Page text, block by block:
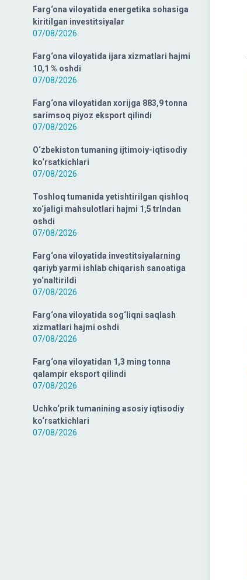
Farg‘ona viloyatida energetika sohasiga
kiritilgan investitsiyalar
07/08/2026
Farg‘ona viloyatida ijara xizmatlari hajmi
10,1 % oshdi
07/08/2026
Farg‘ona viloyatidan xorijga 883,9 tonna
sarimsoq piyoz eksport qilindi
07/08/2026
O‘zbekiston tumaning ijtimoiy-iqtisodiy
ko‘rsatkichlari
07/08/2026
Toshloq tumanida yetishtirilgan qishloq
xo‘jaligi mahsulotlari hajmi 1,5 trlndan
oshdi
07/08/2026
Farg‘ona viloyatida investitsiyalarning
qariyb yarmi ishlab chiqarish sanoatiga
yo‘naltirildi
07/08/2026
Farg‘ona viloyatida sog‘liqni saqlash
xizmatlari hajmi oshdi
07/08/2026
Farg‘ona viloyatidan 1,3 ming tonna
qalampir eksport qilindi
07/08/2026
Uchko‘prik tumanining asosiy iqtisodiy
ko‘rsatkichlari
07/08/2026